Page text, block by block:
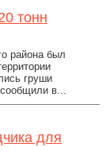
тонн
района был
груши
сообщили в...
для